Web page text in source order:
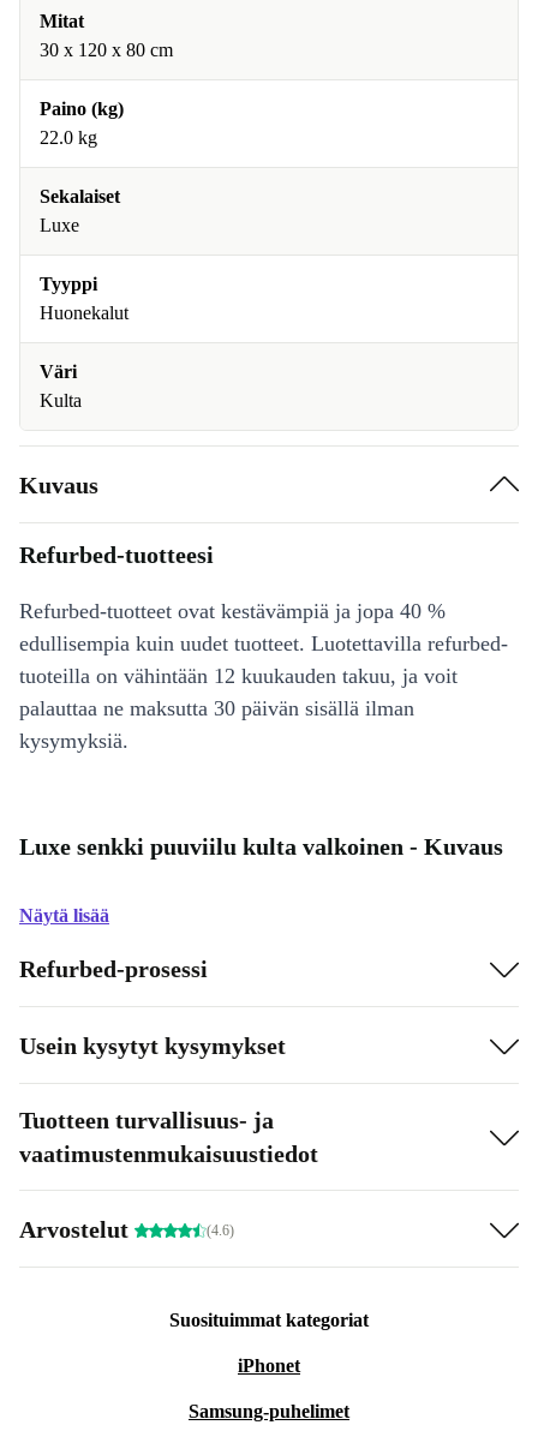
Mitat
30 x 120 x 80 cm
Paino (kg)
22.0 kg
Sekalaiset
Luxe
Tyyppi
Huonekalut
Väri
Kulta
Kuvaus
Refurbed-tuotteesi
Refurbed-tuotteet ovat kestävämpiä ja jopa 40 %
edullisempia kuin uudet tuotteet. Luotettavilla refurbed-
tuoteilla on vähintään 12 kuukauden takuu, ja voit
palauttaa ne maksutta 30 päivän sisällä ilman
kysymyksiä.
Luxe senkki puuviilu kulta valkoinen - Kuvaus
Näytä lisää
Refurbed-prosessi
Usein kysytyt kysymykset
Tuotteen turvallisuus- ja
vaatimustenmukaisuustiedot
Arvostelut (4.6)
Suosituimmat kategoriat
iPhonet
Samsung-puhelimet